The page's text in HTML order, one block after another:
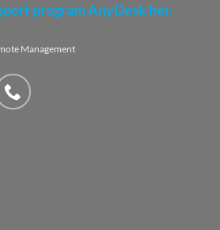
program AnyDesk her.
Management